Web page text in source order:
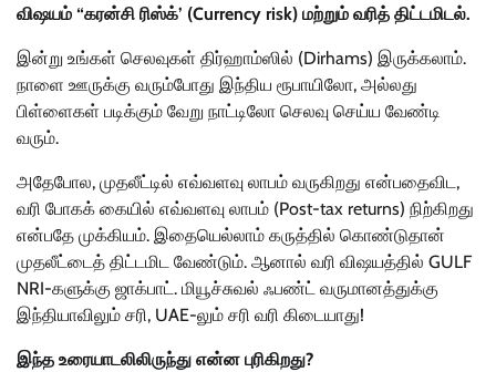
விஷயம் “கரன்சி ரிஸ்க்’ (Currency risk) மற்றும் வரித் திட்டமிடல்.
இன்று உங்கள் செலவுகள் திர்ஹாம்ஸில் (Dirhams) இருக்கலாம்.
நாளை ஊருக்கு வரும்போது இந்திய ரூபாயிலோ, அல்லது
பிள்ளைகள் படிக்கும் வேறு நாட்டிலோ செலவு செய்ய வேண்டி
வரும்.
அதேபோல, முதலீட்டில் எவ்வளவு லாபம் வருகிறது என்பதைவிட,
வரி போகக் கையில் எவ்வளவு லாபம் (Post-tax returns) நிற்கிறது
என்பதே முக்கியம். இதையெல்லாம் கருத்தில் கொண்டுதான்
முதலீட்டைத் திட்டமிட வேண்டும். ஆனால் வரி விஷயத்தில் GULF
NRI-களுக்கு ஜாக்பாட். மியூச்சுவல் ஃபண்ட் வருமானத்துக்கு
இந்தியாவிலும் சரி, UAE-லும் சரி வரி கிடையாது!
இந்த உரையாடலிலிருந்து என்ன புரிகிறது?